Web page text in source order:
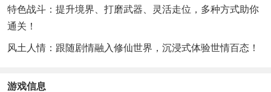
特色战斗：提升境界、打磨武器、灵活走位，多种方式助你
通关！
风土人情：跟随剧情融入修仙世界，沉浸式体验世情百态！
游戏信息